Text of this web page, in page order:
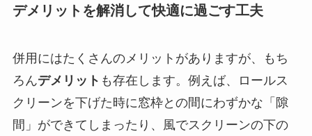
デメリットを解消して快適に過ごす工夫
併用にはたくさんのメリットがありますが、もち
ろんデメリット も存在します。例えば、ロールス
クリーンを下げた時に窓枠との間にわずかな「隙
間」ができてしまったり、風でスクリーンの下の